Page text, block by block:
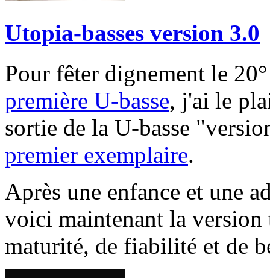
Utopia-basses version 3.0
Pour fêter dignement le
première U-basse, j'ai le
sortie de la U-basse
premier exemplaire.
Après une enfance et une
voici maintenant la version
maturité, de fiabilité et de